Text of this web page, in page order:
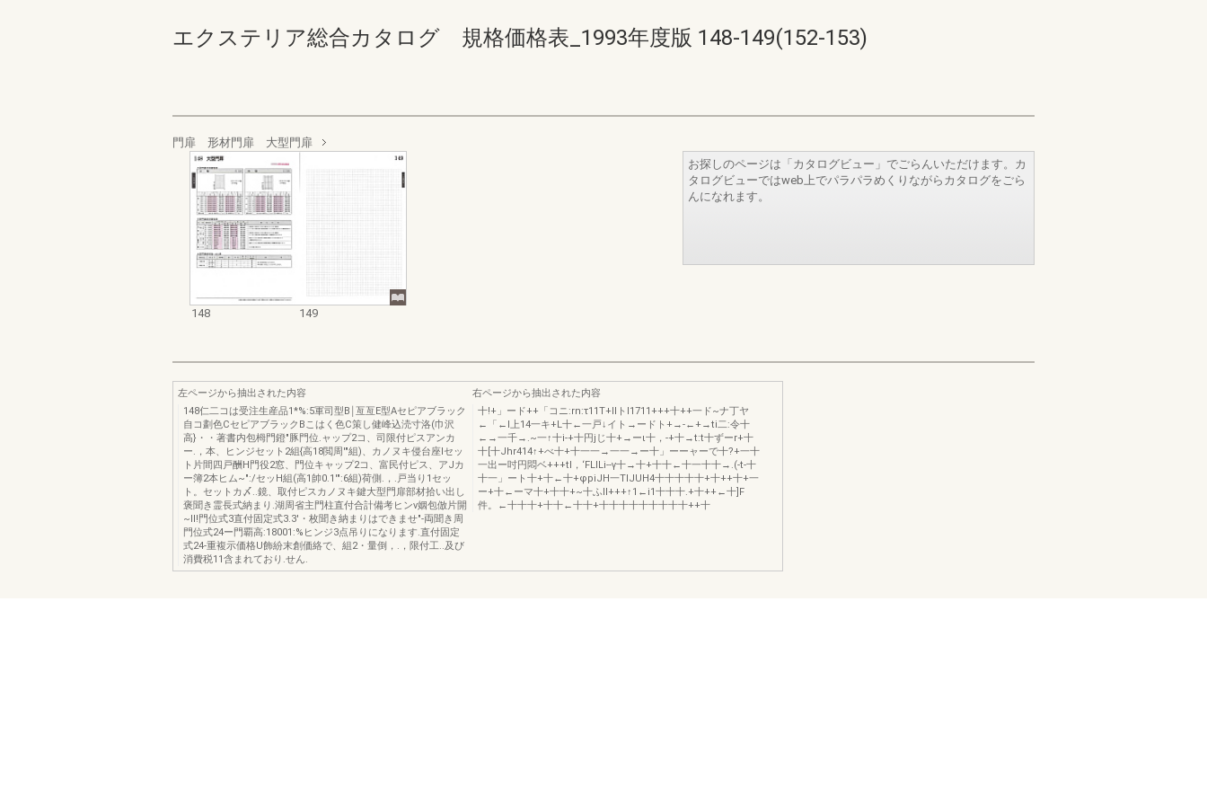
エクステリア総合カタログ 規格価格表_1993年度版 148-149(152-153)
門扉 形材門扉 大型門扉
148 149
お探しのページは「カタログビュー」でごらんいただけます。カ
タログビューではweb上でパラパラめくりながらカタログをごら
んになれます。
左ページから抽出された内容
148仁二コは受注生産品1*%:5軍司型B￨亙亙E型Aセピアブラック
自コ劃色CセピアブラックBこはく色C策し健峰込涜寸洛(巾沢
高}・・著書内包栂門鐙"豚門位.ャップ2コ、司限付ピスアンカ
ー.，本、ヒンジセット2組{高18閲周'"組)、カノヌキ侵台座lセッ
ト片間四戸酬H門役2窓、門位キャップ2コ、富民付ピス、アJカ
ー簿2本ヒム~":/セッH組(高1帥0.1'":6組)荷側.，.戸当り1セッ
ト。セットカ〆..鏡、取付ピスカノヌキ鍵大型門扉部材拾い出し
褒聞き霊長式納まり.湖周省主門柱直付合計備考ヒンν姻包倣片開
~II!門位式3直付固定式3.3'・枚聞き納まりはできませ"-両聞き周
門位式24ー門覇高:18001:%ヒンジ3点吊りになります.直付固定
式24-重複示価格U飾紛末創価絡で、組2・量倒，.，限付工..及び
消費税11含まれており.せん.
右ページから抽出された内容
十!+」ード++「コニ:rn:τ11T+llトl1711+++十++一ド~ナ丁ヤ
←「←l上14一キ+L十←一戸↓イト→ードト+→-←+→ti二:令十
←→一千→.~一↑十i-+十円jじ十+→ーι十，-+十→t:t十ずーr+十
十[十Jhr414↑+べ十+十一一→一一→ー十」ーーャーで十?+一十
一出ー吋円悶ベ+++tl，‘FLILi--γ十→十+十十←十一十十→.(-t-十
十一」ート十+十←十+φpiJH一TlJUH4十十十十十+十++十+一
ー+十←ーマ十+十十+~十ふll+++↑1←i1十十十.+十++←十]F
件。←十十十+十十←十十+十十十十十十十十十++十